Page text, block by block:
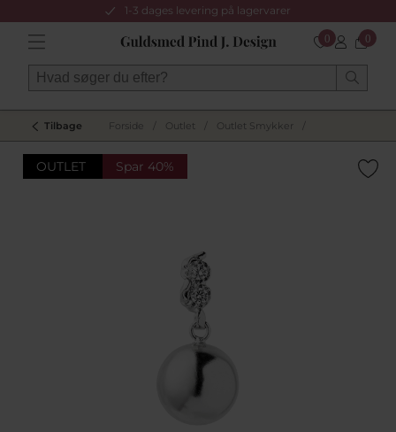
1-3 dages levering på lagervarer
0 0
Tilbage Forside Outlet Outlet Smykker
OUTLET Spar 40%